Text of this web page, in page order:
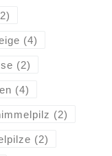
(4)
(2)
(4)
(2)
(2)